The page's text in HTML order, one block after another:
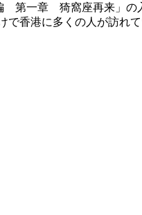
第一章 猗窩座再来」の
香港に多くの人が訪れて